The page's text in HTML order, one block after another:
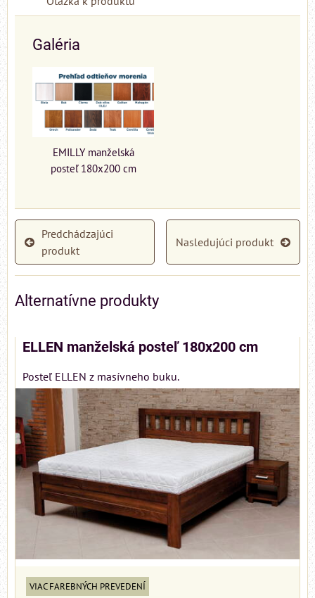
Galéria
EMILLY manželská
posteľ 180x200 cm
Predchádzajúci
produkt
Nasledujúci produkt
Alternatívne produkty
ELLEN manželská posteľ 180x200 cm
Posteľ ELLEN z masívneho buku.
VIAC FAREBNÝCH PREVEDENÍ